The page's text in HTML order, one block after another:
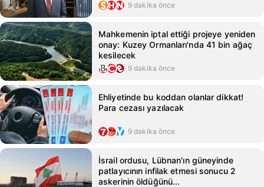
9 dakika önce
Mahkemenin iptal ettiği projeye yeniden
onay: Kuzey Ormanları'nda 41 bin ağaç
kesilecek
9 dakika önce
Ehliyetinde bu koddan olanlar dikkat!
Para cezası yazılacak
9 dakika önce
İsrail ordusu, Lübnan'ın güneyinde
patlayıcının infilak etmesi sonucu 2
askerinin öldüğünü...